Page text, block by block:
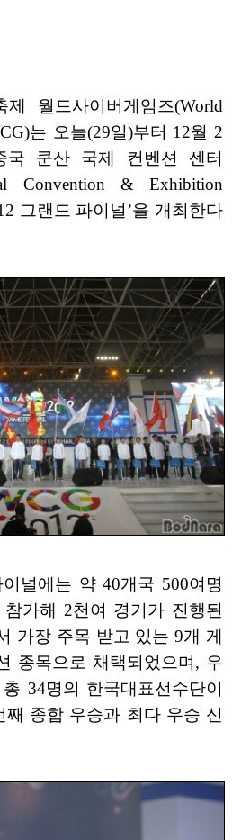
월드사이버게임즈(World
는 오늘(29일)부터 12월 2
국 쿤산 국제 컨벤션 센터
Convention & Exhibition
그랜드 파이널’을 개최한다
널에는 약 40개국 500여명
가해 2천여 경기가 진행된
가장 주목 받고 있는 9개 게
종목으로 채택되었으며, 우
34명의 한국대표선수단이
째 종합 우승과 최다 우승 신